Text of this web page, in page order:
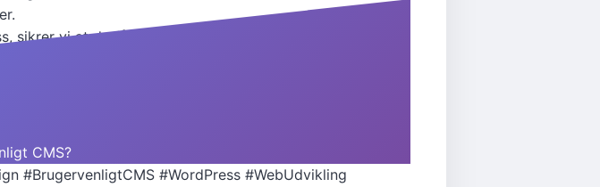
sikrer vi at du får en løsning der passer perfekt til dine
CMS?
#BrugervenligtCMS #WordPress #WebUdvikling